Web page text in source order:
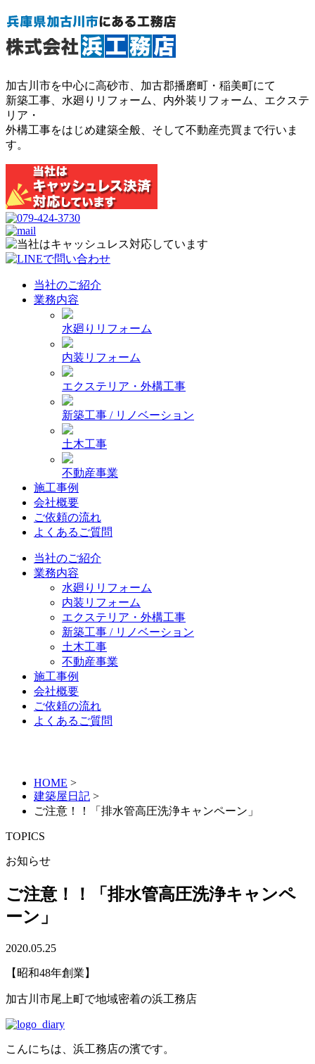
加古川市を中心に高砂市、加古郡播磨町・稲美町にて
新築工事、水廻りリフォーム、内外装リフォーム、エクステ
リア・
外構工事をはじめ建築全般、そして不動産売買まで行いま
す。
当社のご紹介
業務内容
水廻りリフォーム
内装リフォーム
エクステリア・外構工事
新築工事 / リノベーション
土木工事
不動産事業
施工事例
会社概要
ご依頼の流れ
よくあるご質問
当社のご紹介
業務内容
水廻りリフォーム
内装リフォーム
エクステリア・外構工事
新築工事 / リノベーション
土木工事
不動産事業
施工事例
会社概要
ご依頼の流れ
よくあるご質問
HOME >
建築屋日記 >
ご注意！！「排水管高圧洗浄キャンペーン」
TOPICS
お知らせ
ご注意！！「排水管高圧洗浄キャンペ
ーン」
2020.05.25
【昭和48年創業】
加古川市尾上町で地域密着の浜工務店
こんにちは、浜工務店の濱です。